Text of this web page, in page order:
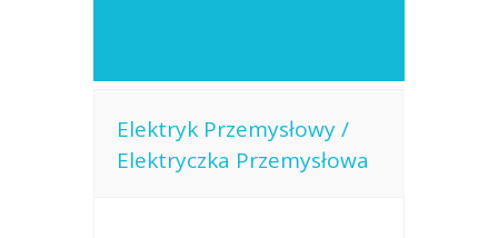
Elektryk Przemysłowy /
Elektryczka Przemysłowa